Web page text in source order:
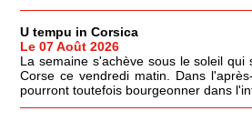
U tempu in Corsica
Le 07 Août 2026
La semaine s'achève sous le soleil qui
Corse ce vendredi matin. Dans
pourront toutefois bourgeonner dans